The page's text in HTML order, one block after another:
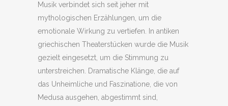
Musik verbindet sich seit jeher mit
mythologischen Erzählungen, um die
emotionale Wirkung zu vertiefen. In antiken
griechischen Theaterstücken wurde die Musik
gezielt eingesetzt, um die Stimmung zu
unterstreichen. Dramatische Klänge, die auf
das Unheimliche und Faszinatione, die von
Medusa ausgehen, abgestimmt sind,